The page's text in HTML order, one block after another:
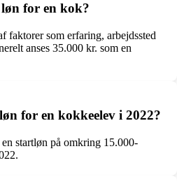
for en kok?
faktorer som erfaring, arbejdssted
anses 35.000 kr. som en
for en kokkeelev i 2022?
startløn på omkring 15.000-